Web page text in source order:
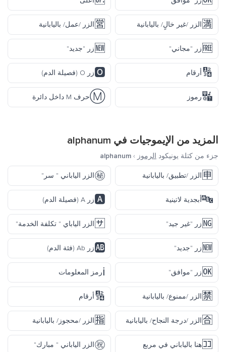
🈵 الزر /غير خالٍ/ باليابانية 🈺 الزر /عمل/ باليابانية
🆓 زر "مجاني" 🆕 زر "جديد"
🔢أرقام 🅾️زر O (فصيلة الدم)
🔣رموز Ⓜ️حرف M داخل دائرة
المزيد من الإيموجيات في alphanum
جزء من كتلة يونيكود الرموز ›
alphanum
🈸 الزر /تطبيق/ باليابانية ㊙️الزر الياباني " سر"
🔤أبجدية لاتينية 🅰️زر A (فصيلة الدم)
🆖 زر "غير جيد" 🈂️ الزر الياباي " تكلفة الخدمة"
🆕 زر "جديد" 🆎زر Ab (فئة الدم)
🆗 زر "موافق" ℹ️رمز المعلومات
🈲 الزر /ممنوع/ باليابانية 🔢أرقام
🈴 الزر /درجة النجاح/ باليابانية 🈯 الزر /محجوز/ باليابانية
🈁هنا بالياباني في مربع ㊗️الزر الياباني " مبارك"